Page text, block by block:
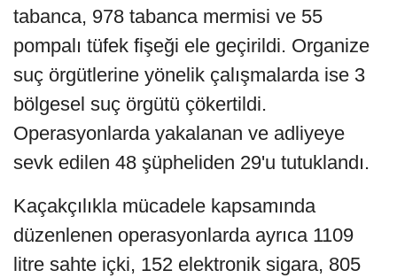
tabanca, 978 tabanca mermisi ve 55
pompalı tüfek fişeği ele geçirildi. Organize
suç örgütlerine yönelik çalışmalarda ise 3
bölgesel suç örgütü çökertildi.
Operasyonlarda yakalanan ve adliyeye
sevk edilen 48 şüpheliden 29'u tutuklandı.
Kaçakçılıkla mücadele kapsamında
düzenlenen operasyonlarda ayrıca 1109
litre sahte içki, 152 elektronik sigara, 805